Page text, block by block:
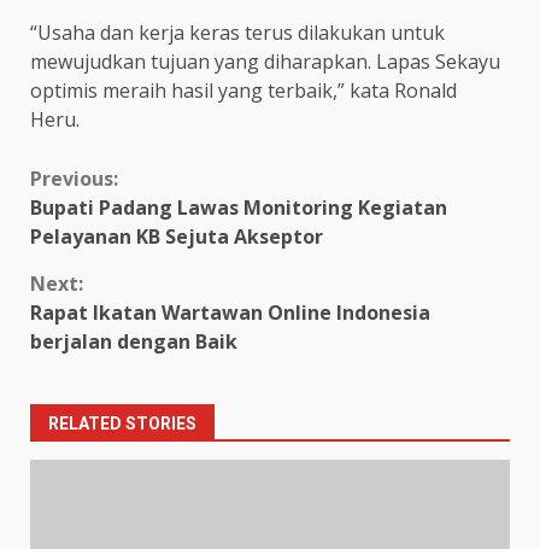
“Usaha dan kerja keras terus dilakukan untuk
mewujudkan tujuan yang diharapkan. Lapas Sekayu
optimis meraih hasil yang terbaik,” kata Ronald
Heru.
Continue
Reading
Previous:
Bupati Padang Lawas Monitoring Kegiatan
Pelayanan KB Sejuta Akseptor
Next:
Rapat Ikatan Wartawan Online Indonesia
berjalan dengan Baik
RELATED STORIES